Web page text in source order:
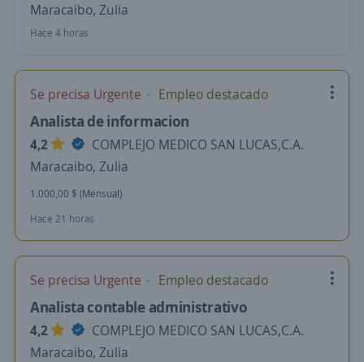
Maracaibo, Zulia
Hace 4 horas
Se precisa Urgente Empleo destacado
Analista de informacion
4,2
COMPLEJO MEDICO SAN LUCAS,C.A.
Maracaibo, Zulia
1.000,00 $ (Mensual)
Hace 21 horas
Se precisa Urgente Empleo destacado
Analista contable administrativo
4,2
COMPLEJO MEDICO SAN LUCAS,C.A.
Maracaibo, Zulia